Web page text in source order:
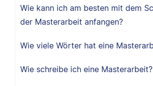
Wie kann ich am besten mit dem
der Masterarbeit anfangen?
Wie viele Wörter hat eine
Wie schreibe ich eine Masterarbeit?